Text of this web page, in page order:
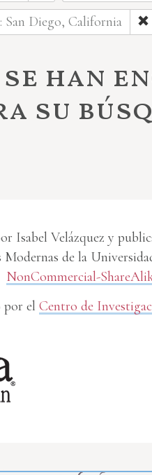
San Diego, California
se han
su
Isabel Velázquez y
de la
NonCommercial-
por el Centro de